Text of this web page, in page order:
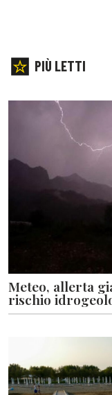
PIÙ LETTI
Meteo, allerta
rischio